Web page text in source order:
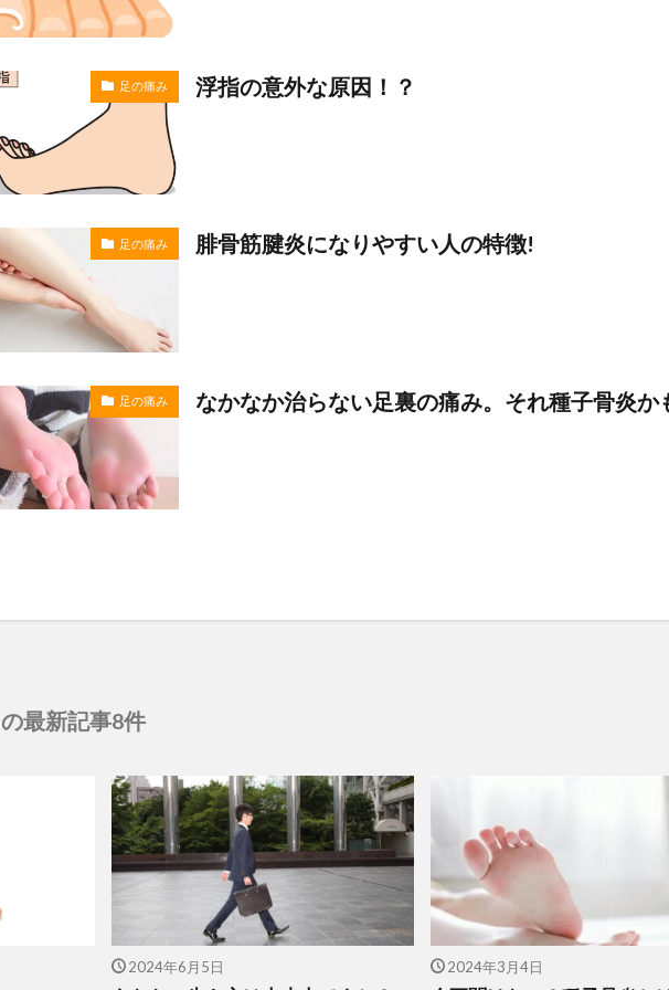
足の痛み 浮指の意外な原因！？
足の痛み 腓骨筋腱炎になりやすい人の特徴!
足の痛み なかなか治らない足裏の痛み。それ種子骨炎か
の最新記事8件
2024年6月5日 2024年3月4日